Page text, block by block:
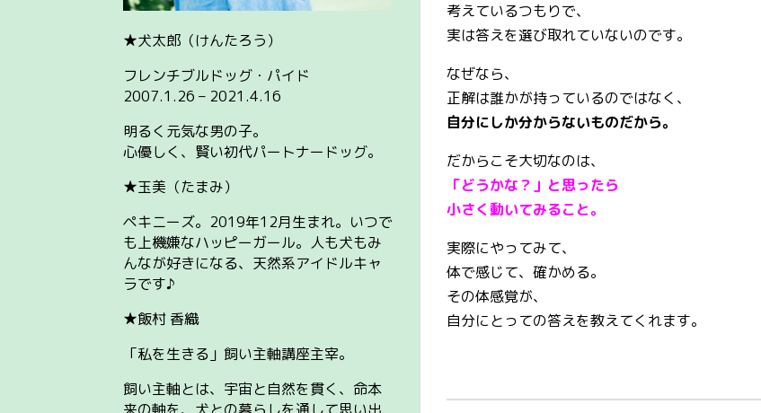
考えているつもりで、
実は答えを選び取れていないのです。
なぜなら、
正解は誰かが持っているのではなく、
自分にしか分からないものだから。
だからこそ大切なのは、
「どうかな？」と思ったら
小さく動いてみること。
実際にやってみて、
体で感じて、確かめる。
その体感覚が、
自分にとっての答えを教えてくれます。
★犬太郎（けんたろう）
フレンチブルドッグ・パイド
2007.1.26 – 2021.4.16
明るく元気な男の子。
心優しく、賢い初代パートナードッグ。
★玉美（たまみ）
ペキニーズ。2019年12月生まれ。いつで
も上機嫌なハッピーガール。人も犬もみ
んなが好きになる、天然系アイドルキャ
ラです♪
★飯村 香織
「私を生きる」飼い主軸講座主宰。
飼い主軸とは、宇宙と自然を貫く、命本